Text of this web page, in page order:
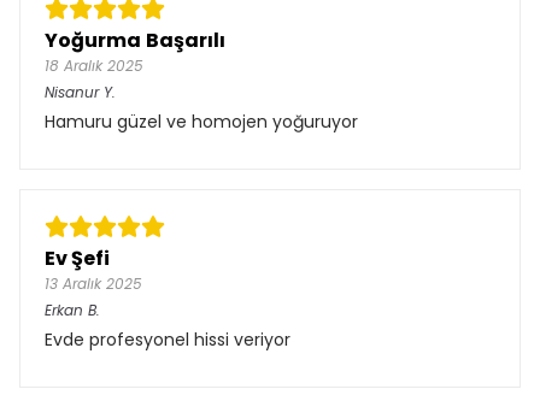
Yoğurma Başarılı
18 Aralık 2025
Nisanur Y.
Hamuru güzel ve homojen yoğuruyor
Ev Şefi
13 Aralık 2025
Erkan B.
Evde profesyonel hissi veriyor